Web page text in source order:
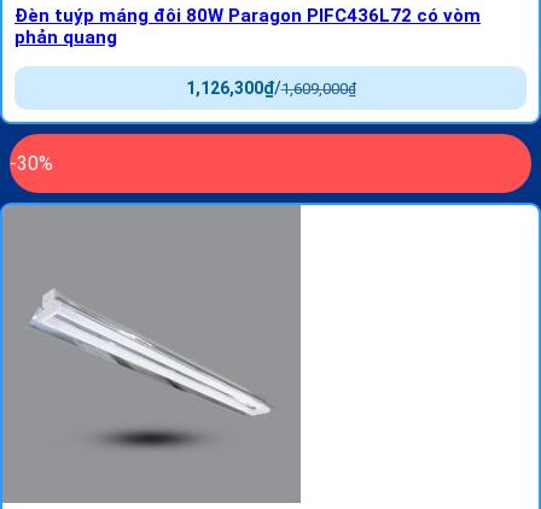
Đèn tuýp máng đôi 80W Paragon PIFC436L72 có vòm
phản quang
1,609,000₫
/
1,126,300₫
-30%